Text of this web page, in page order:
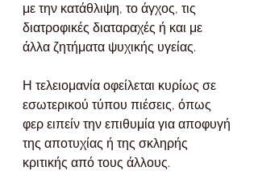
με την κατάθλιψη, το άγχος, τις
διατροφικές διαταραχές ή και με
άλλα ζητήματα ψυχικής υγείας.
Η τελειομανία οφείλεται κυρίως σε
εσωτερικού τύπου πιέσεις, όπως
φερ ειπείν την επιθυμία για αποφυγή
της αποτυχίας ή της σκληρής
κριτικής από τους άλλους.